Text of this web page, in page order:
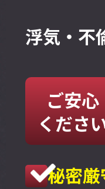
浮気・不
ご安心
くださ
秘密厳